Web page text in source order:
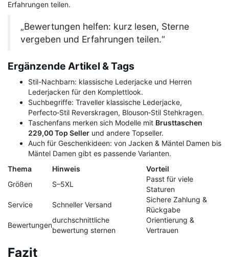
Erfahrungen teilen.
„Bewertungen helfen: kurz lesen, Sterne
vergeben und Erfahrungen teilen.“
Ergänzende Artikel & Tags
Stil-Nachbarn: klassische Lederjacke und Herren
Lederjacken für den Komplettlook.
Suchbegriffe: Traveller klassische Lederjacke,
Perfecto‑Stil Reverskragen, Blouson‑Stil Stehkragen.
Taschenfans merken sich Modelle mit Brusttaschen
229,00 Top Seller und andere Topseller.
Auch für Geschenkideen: von Jacken & Mäntel Damen bis
Mäntel Damen gibt es passende Varianten.
Thema
Hinweis
Vorteil
Größen
S–5XL
Passt für viele
Staturen
Service
Schneller Versand
Sichere Zahlung &
Rückgabe
Bewertungen
durchschnittliche
bewertung sternen
Orientierung &
Vertrauen
Fazit